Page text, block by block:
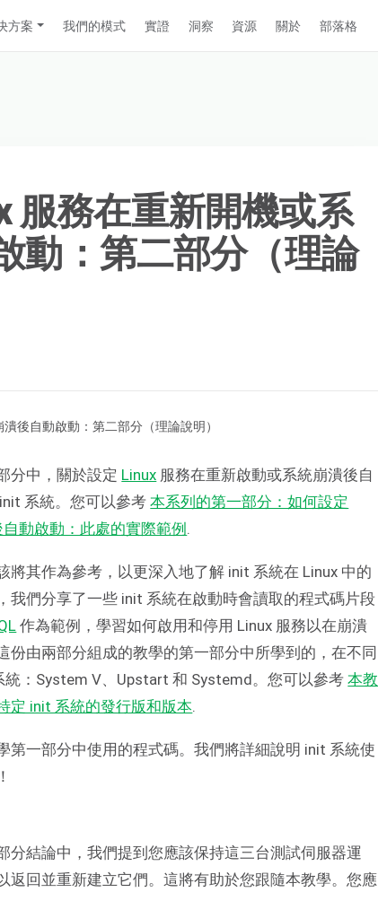
方案 我們的模式 實證 洞察 資源 關於 部落格
服務在重新開機或系
動：第二部分（理論
分中，關於設定 Linux 服務在重新啟動或系統崩潰後自
系統。您可以參考本系列的第一部分：如何設定
動啟動：此處的實際範例
將其作為參考，以更深入地了解 init 系統在 Linux 中的
我們分享了一些 init 系統在啟動時會讀取的程式碼片段
作為範例，學習如何啟用和停用 Linux 服務以在崩潰
份由兩部分組成的教學的第一部分中所學到的，在不同
統：System V、Upstart 和 Systemd。您可以參考本教
定 init 系統的發行版和版本
第一部分中使用的程式碼。我們將詳細說明 init 系統使
分結論中，我們提到您應該保持這三台測試伺服器運
返回並重新建立它們。這將有助於您跟隨本教學。您應